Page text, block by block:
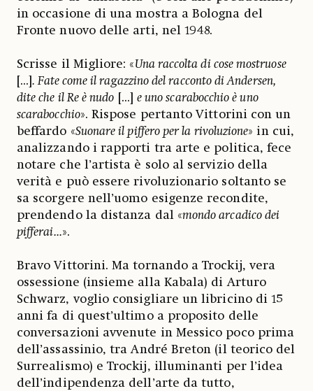
in occasione di una mostra a Bologna del
Fronte nuovo delle arti, nel 1948.
Scrisse il Migliore: «Una raccolta di cose mostruose
[...]. Fate come il ragazzino del racconto di Andersen,
dite che il Re è nudo [...] e uno scarabocchio è uno
scarabocchio». Rispose pertanto Vittorini con un
beffardo «Suonare il piffero per la rivoluzione» in cui,
analizzando i rapporti tra arte e politica, fece
notare che l’artista è solo al servizio della
verità e può essere rivoluzionario soltanto se
sa scorgere nell’uomo esigenze recondite,
prendendo la distanza dal «mondo arcadico dei
pifferai...».
Bravo Vittorini. Ma tornando a Trockij, vera
ossessione (insieme alla Kabala) di Arturo
Schwarz, voglio consigliare un libricino di 15
anni fa di quest’ultimo a proposito delle
conversazioni avvenute in Messico poco prima
dell’assassinio, tra André Breton (il teorico del
Surrealismo) e Trockij, illuminanti per l’idea
dell’indipendenza dell’arte da tutto,